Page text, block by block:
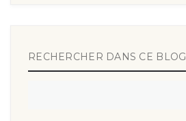
RECHERCHER DANS CE BLOG